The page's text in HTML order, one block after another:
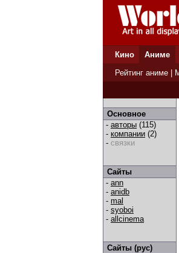
Кино Аниме
Рейтинг аниме |
Основное
- авторы (115)
- компании (2)
- связки
Сайты
- ann
- anidb
- mal
- syoboi
- allcinema
Сайты (рус)